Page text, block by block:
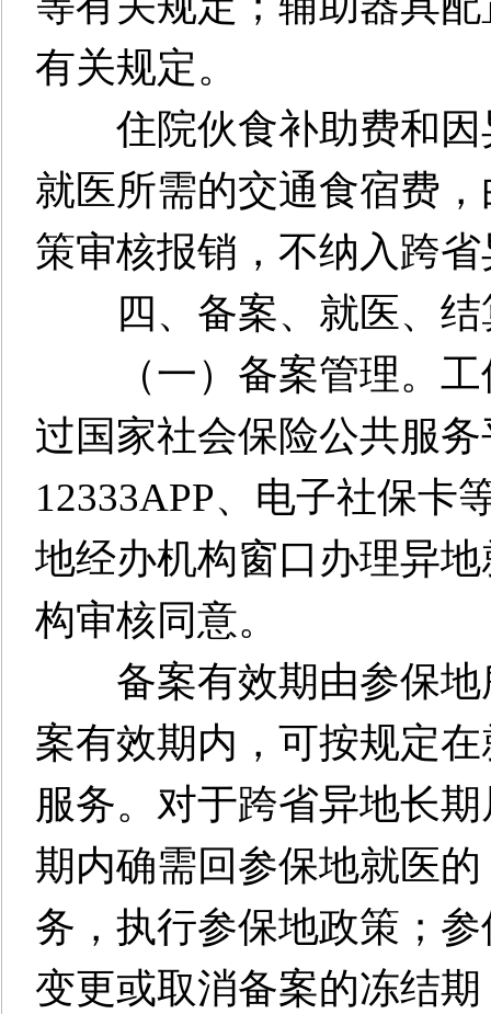
有关规定。
住院伙食补助费和因
就医所需的交通食宿费
策审核报销，不纳入跨
四、备案、就医、结
（一）备案管理。工
过国家社会保险公共服
12333APP、电子社保卡
地经办机构窗口办理异
构审核同意。
备案有效期由参保地
案有效期内，可按规定
服务。对于跨省异地长
期内确需回参保地就医
务，执行参保地政策；
变更或取消备案的冻结